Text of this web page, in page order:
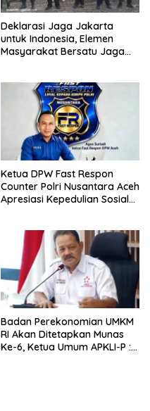
Deklarasi Jaga Jakarta
untuk Indonesia, Elemen
Masyarakat Bersatu Jaga
Ketua DPW Fast Respon
Counter Polri Nusantara Aceh
Apresiasi Kepedulian Sosial
Badan Perekonomian UMKM
RI Akan Ditetapkan Munas
Ke-6, Ketua Umum APKLI-P :